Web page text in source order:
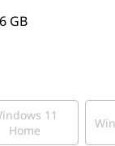
GB
11
Home